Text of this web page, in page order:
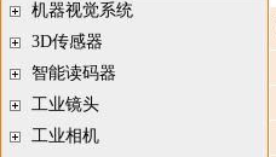
机器视觉系统
3D传感器
智能读码器
工业镜头
工业相机